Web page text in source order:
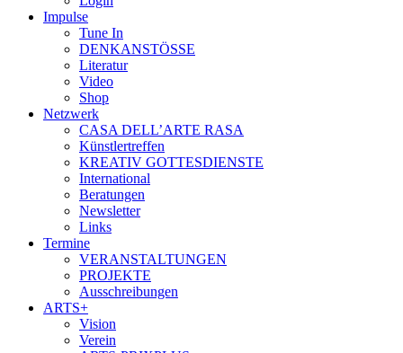
Impulse
Tune In
DENKANSTÖSSE
Literatur
Video
Shop
Netzwerk
CASA DELL’ARTE RASA
Künstlertreffen
KREATIV GOTTESDIENSTE
International
Beratungen
Newsletter
Links
Termine
VERANSTALTUNGEN
PROJEKTE
Ausschreibungen
ARTS+
Vision
Verein